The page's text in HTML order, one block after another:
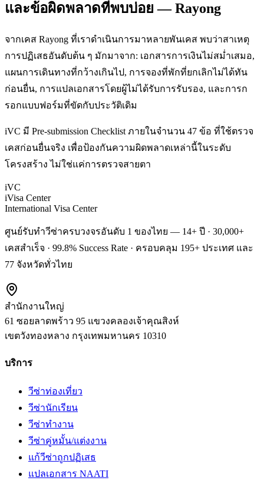
และข้อผิดพลาดที่พบบ่อย — Rayong
จากเคส Rayong ที่เราดำเนินการมาหลายพันเคส พบว่าสาเหตุ
การปฏิเสธอันดับต้น ๆ มักมาจาก: เอกสารการเงินไม่สม่ำเสมอ,
แผนการเดินทางที่กว้างเกินไป, การจองที่พักที่ยกเลิกไม่ได้ทัน
ก่อนยื่น, การแปลเอกสารโดยผู้ไม่ได้รับการรับรอง, และการก
รอกแบบฟอร์มที่ขัดกับประวัติเดิม
iVC มี Pre-submission Checklist ภายในจำนวน 47 ข้อ ที่ใช้ตรวจ
เคสก่อนยื่นจริง เพื่อป้องกันความผิดพลาดเหล่านี้ในระดับ
โครงสร้าง ไม่ใช่แค่การตรวจสายตา
iVC
iVisa Center
International Visa Center
ศูนย์รับทำวีซ่าครบวงจรอันดับ 1 ของไทย — 14+ ปี · 30,000+
เคสสำเร็จ · 99.8% Success Rate · ครอบคลุม 195+ ประเทศ และ
77 จังหวัดทั่วไทย
สำนักงานใหญ่
61 ซอยลาดพร้าว 95 แขวงคลองเจ้าคุณสิงห์
เขตวังทองหลาง กรุงเทพมหานคร 10310
บริการ
วีซ่าท่องเที่ยว
วีซ่านักเรียน
วีซ่าทำงาน
วีซ่าคู่หมั้น/แต่งงาน
แก้วีซ่าถูกปฏิเสธ
แปลเอกสาร NAATI